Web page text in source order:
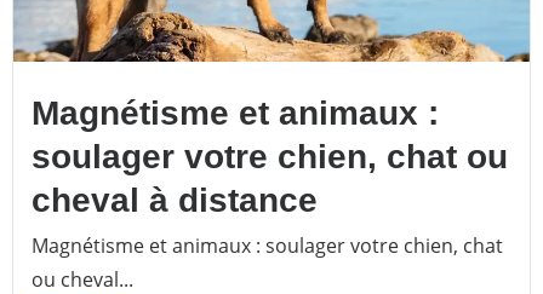
Magnétisme et animaux :
soulager votre chien, chat ou
cheval à distance
Magnétisme et animaux : soulager votre chien, chat
ou cheval...